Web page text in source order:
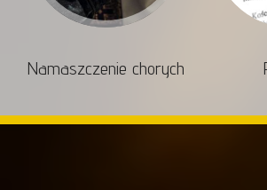
Namaszczenie chorych